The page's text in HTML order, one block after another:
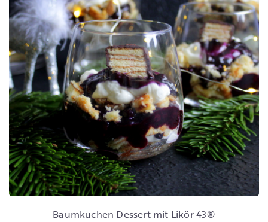
Baumkuchen Dessert mit Likör 43®